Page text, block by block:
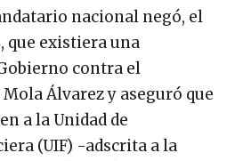
nacional negó, el
que existiera una
contra el
Álvarez y aseguró que
a la Unidad de
(UIF) -adscrita a la